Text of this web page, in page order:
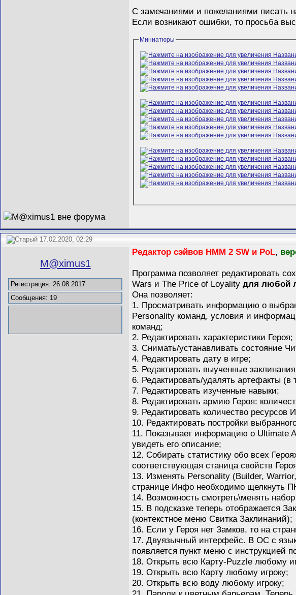
С замечаниями и пожеланиями писать
Если возникают ошибки, то просьба
Миниатюры
17.02.2020, 02:29
M@ximus1
Регистрация: 26.08.2017
Сообщения: 19
Редактор сэйвов HMM 2 SW и PoL,
Программа позволяет редактировать
Wars и The Price of Loyalityдля любой
Она позволяет:
1. Просматривать информацию о
Personality команд, условия и
команд;
2. Редактировать характеристики Героя;
3. Снимать/устанавливать состояние
4. Редактировать дату в игре;
5. Редактировать выученные
6. Редактировать/удалять артефакты
7. Редактировать изученные навыки;
8. Редактировать армию Героя:
9. Редактировать количество ресурсов
10. Редактировать постройки
11. Показывает информацию о Ultimate
увидеть его описание;
12. Собирать статистику обо всех
соответствующая станица свойств
13. Изменять Personality (Builder,
странице Инфо необходимо щелкнуть
14. Возможность смотреть\менять
15. В подсказке теперь отображается
(контекстное меню Свитка Заклинаний);
16. Если у Героя нет Замков, то на
17. Двуязычный интерфейс. В ОС с
появляется пункт меню с инструкцией
18. Открыть всю Карту-Рuzzle любому
19. Открыть всю Карту любому игроку;
20. Открыть всю воду любому игроку;